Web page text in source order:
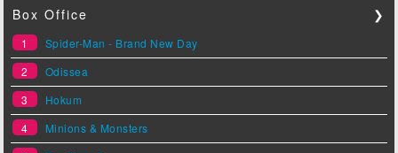
Box Office ❯
1
Spider-Man - Brand New Day
2
Odissea
3
Hokum
4
Minions & Monsters